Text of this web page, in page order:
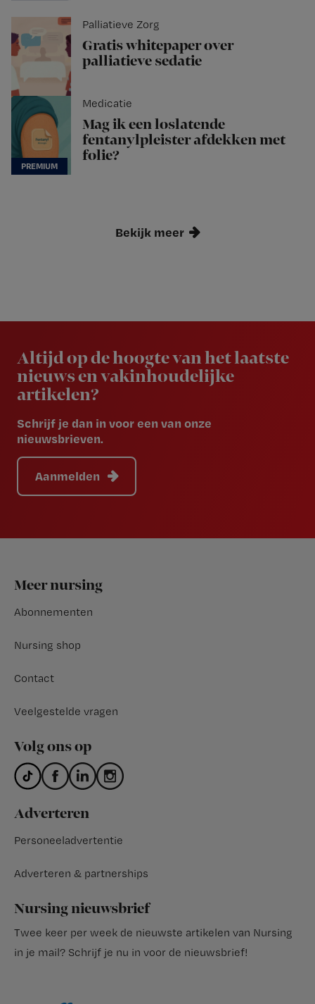
Palliatieve Zorg
Gratis whitepaper over
palliatieve sedatie
Medicatie
Mag ik een loslatende
fentanylpleister afdekken met
folie?
Bekijk meer
Altijd op de hoogte van het laatste
nieuws en vakinhoudelijke
artikelen?
Schrijf je dan in voor een van onze
nieuwsbrieven.
Aanmelden
Footer
Meer nursing
Abonnementen
Nursing shop
Contact
Veelgestelde vragen
Volg ons op
Adverteren
Personeeladvertentie
Adverteren & partnerships
Nursing nieuwsbrief
Twee keer per week de nieuwste artikelen van Nursing
in je mail? Schrijf je nu in voor de nieuwsbrief!